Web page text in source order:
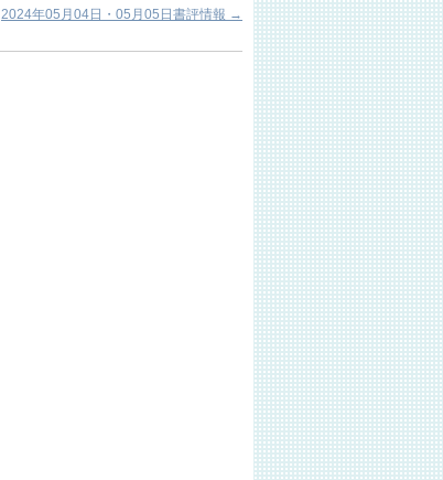
2024年05月04日・05月05日書評情報 →